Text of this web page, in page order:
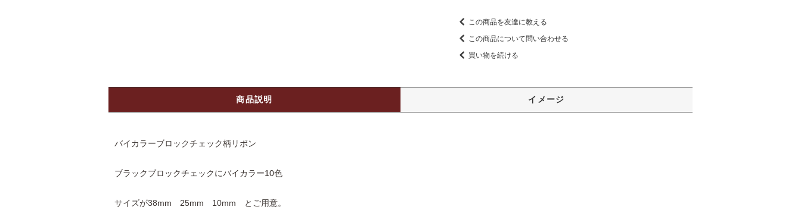
この商品を友達に教える
この商品について問い合わせる
買い物を続ける
商品説明 イメージ
バイカラーブロックチェック柄リボン
ブラックブロックチェックにバイカラー10色
サイズが38mm 25mm 10mm とご用意。